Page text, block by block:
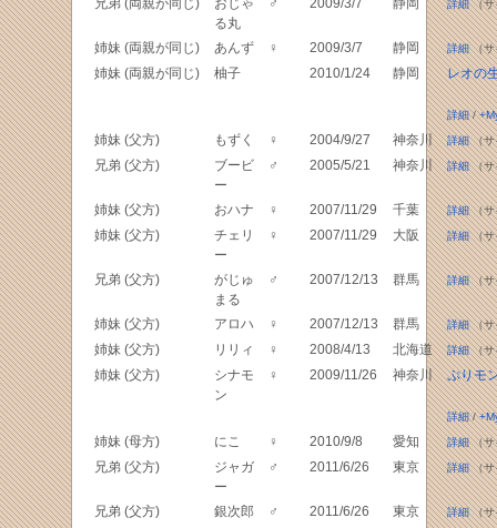
兄弟 (両親が同じ)
おじゃ
る丸
♂ 2009/3/7 静岡 詳細（サ
姉妹 (両親が同じ) あんず ♀ 2009/3/7 静岡 詳細（サ
姉妹 (両親が同じ) 柚子 2010/1/24 静岡 レオの
詳細/
姉妹 (父方) もずく ♀ 2004/9/27 神奈川 詳細（サ
兄弟 (父方)
ブービ
ー
♂ 2005/5/21 神奈川 詳細（サ
姉妹 (父方) おハナ ♀ 2007/11/29 千葉 詳細（サ
姉妹 (父方)
チェリ
ー
♀ 2007/11/29 大阪 詳細（サ
兄弟 (父方)
がじゅ
まる
♂ 2007/12/13 群馬 詳細（サ
姉妹 (父方) アロハ ♀ 2007/12/13 群馬 詳細（サ
姉妹 (父方) リリィ ♀ 2008/4/13 北海道 詳細（サ
姉妹 (父方)
シナモ
ン
♀ 2009/11/26 神奈川 ぷりモ
詳細/
姉妹 (母方) にこ ♀ 2010/9/8 愛知 詳細（サ
兄弟 (父方)
ジャガ
ー
♂ 2011/6/26 東京 詳細（サ
兄弟 (父方) 銀次郎 ♂ 2011/6/26 東京 詳細（サ